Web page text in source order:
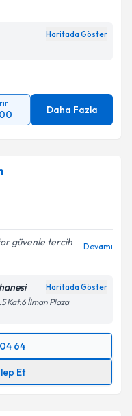
Haritada Göster
Daha Fazla
güvenle tercih
Devamı
Haritada Göster
Kat:6 İlman Plaza
64
Et